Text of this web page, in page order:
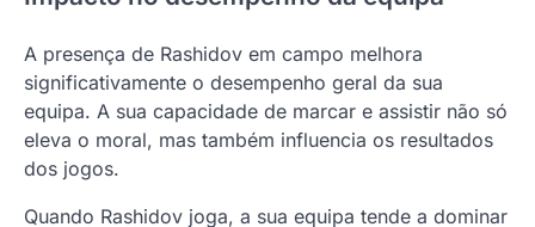
A presença de Rashidov em campo melhora
significativamente o desempenho geral da sua
equipa. A sua capacidade de marcar e assistir não só
eleva o moral, mas também influencia os resultados
dos jogos.
Quando Rashidov joga, a sua equipa tende a dominar